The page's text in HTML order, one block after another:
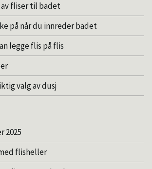
fliser til badet
på når du innreder badet
legge flis på flis
valg av dusj
2025
flisheller